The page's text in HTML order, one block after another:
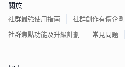
關於
社群最強使用指南
社群創作有價企劃
社群焦點功能及升級計劃
常見問題